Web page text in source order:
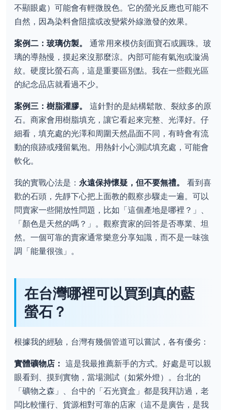
不顯眼處）可能會有輕微脫色。它的螢光反應也可能不
自然，因為染料會阻擋或改變紫外線激發的效果。
案例二：玻璃仿製。
通常用來模仿刻面寶石或圓珠。玻
璃的導熱慢，摸起來沒那麼涼。內部可能有氣泡或漩渦
紋。硬度比螢石高，這是重要區別點。我在一些觀光區
的紀念品店就看過不少。
案例三：樹脂灌膠。
這針對的是結構鬆散、裂紋多的原
石。商家會用樹脂填充，讓它看起來完整、光澤好。仔
細看，填充處的光澤和周圍天然晶面不同，有時會有流
動的痕跡或殘留氣泡。用熱針小心測試填充處，可能會
軟化。
我的實戰心法是： 永遠保持懷疑，但不要無禮。
看到喜
歡的石頭，先靜下心把上面教的觀察步驟走一遍。可以
問賣家一些開放性問題，比如「這個產地是哪裡？」、
「顏色是天然的嗎？」。觀察賣家的回答是否專業、坦
然。一個可靠的賣家通常樂意分享知識，而不是一味強
調「能量很強」。
在台灣哪裡可以買到真的藍
螢石？
根據我的經驗，台灣有幾個管道可以嘗試，各有優劣：
實體礦物店： 這是我最推薦新手的方式。好處是可以親
眼看到、摸到實物，當場測試（如紫外燈）。台北的
「礦物之森」、台中的「石光寶盒」都是我拜訪過，老
闆比較懂行、貨源相對可靠的店家（這不是廣告，是我